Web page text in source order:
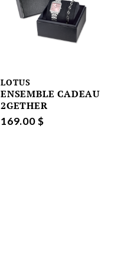
LOTUS
ENSEMBLE CADEAU
2GETHER
169.00 $